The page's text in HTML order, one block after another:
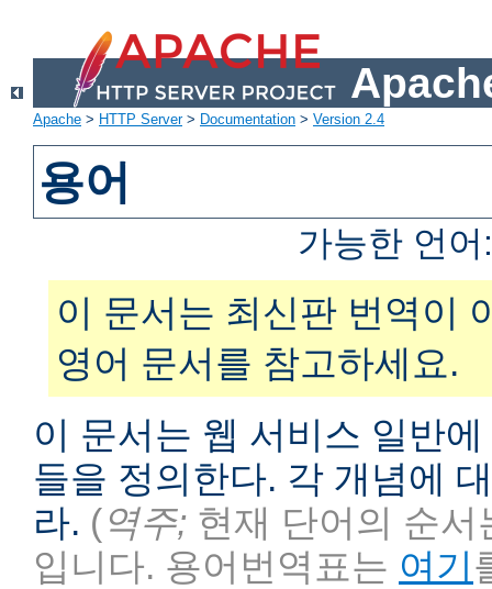
Apache > HTTP Server> Documentation > Version 2.4
용어
가능한 언
이 문서는 최신판 번역이
영어 문서를 참고하세요.
이 문서는 웹 서비스 일반
들을 정의한다. 각 개념에
라. (역주; 현재 단어의 순
입니다. 용어번역표는 여기